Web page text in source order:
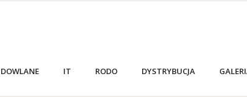
IT RODO DYSTRYBUCJA